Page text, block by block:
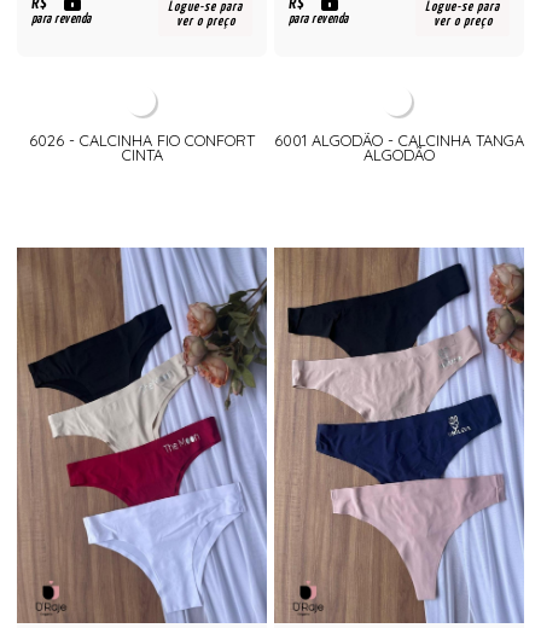
R$
para revenda
Logue-se para
ver o preço
6026 - CALCINHA FIO CONFORT
CINTA
R$
para revenda
Logue-se para
ver o preço
6001 ALGODÃO - CALCINHA TANGA
ALGODÃO